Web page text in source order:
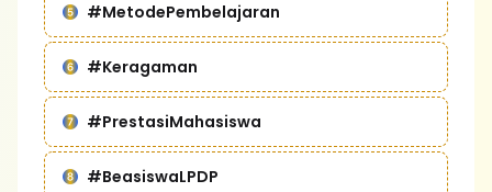
#MetodePembelajaran
#Keragaman
#PrestasiMahasiswa
#BeasiswaLPDP